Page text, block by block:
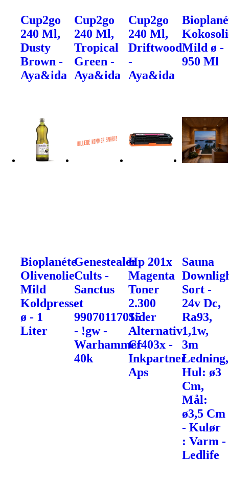
Cup2go
240 Ml,
Dusty
Brown -
Aya&ida
Cup2go
240 Ml,
Tropical
Green -
Aya&ida
Cup2go
240 Ml,
Driftwood
-
Aya&ida
Mild ø -
950 Ml
Bioplanéte
Olivenolie
Mild
Koldpresset
ø - 1
Liter
Genestealer
Cults -
Sanctus
-
99070117015
- !gw -
Warhammer
40k
Hp 201x
Magenta
Toner
2.300
Sider
Alternativ
Cf403x -
Inkpartner
Aps
Sauna
Sort -
24v Dc,
Ra93,
1,1w,
3m
Ledning,
Hul: ø3
Cm,
Mål:
ø3,5 Cm
- Kulør
: Varm -
Ledlife